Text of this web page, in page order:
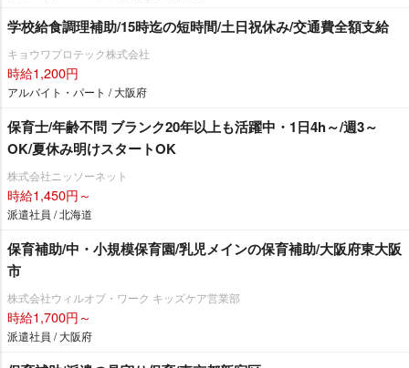
学校給食調理補助/15時迄の短時間/土日祝休み/交通費全額支給
キョウワプロテック株式会社
時給1,200円
アルバイト・パート / 大阪府
保育士/年齢不問 ブランク20年以上も活躍中・1日4h～/週3～
OK/夏休み明けスタートOK
株式会社ニッソーネット
時給1,450円～
派遣社員 / 北海道
保育補助/中・小規模保育園/乳児メインの保育補助/大阪府東大阪
市
株式会社ウィルオブ・ワーク キッズケア営業部
時給1,700円～
派遣社員 / 大阪府